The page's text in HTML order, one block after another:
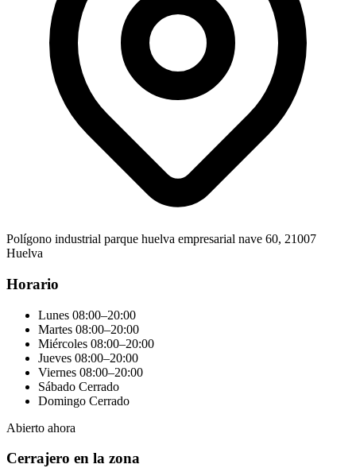
Polígono industrial parque huelva empresarial nave 60, 21007
Huelva
Horario
Lunes 08:00–20:00
Martes 08:00–20:00
Miércoles 08:00–20:00
Jueves 08:00–20:00
Viernes 08:00–20:00
Sábado Cerrado
Domingo Cerrado
Abierto ahora
Cerrajero en la zona